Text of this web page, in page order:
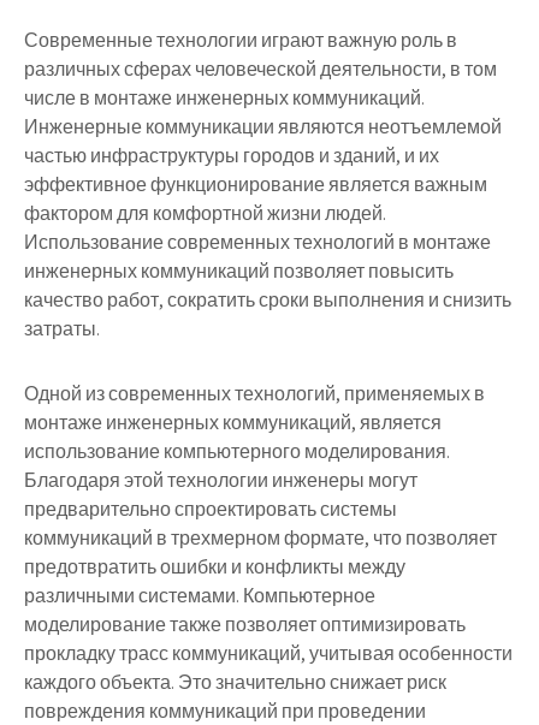
Современные технологии играют важную роль в
различных сферах человеческой деятельности, в том
числе в монтаже инженерных коммуникаций.
Инженерные коммуникации являются неотъемлемой
частью инфраструктуры городов и зданий, и их
эффективное функционирование является важным
фактором для комфортной жизни людей.
Использование современных технологий в монтаже
инженерных коммуникаций позволяет повысить
качество работ, сократить сроки выполнения и снизить
затраты.
Одной из современных технологий, применяемых в
монтаже инженерных коммуникаций, является
использование компьютерного моделирования.
Благодаря этой технологии инженеры могут
предварительно спроектировать системы
коммуникаций в трехмерном формате, что позволяет
предотвратить ошибки и конфликты между
различными системами. Компьютерное
моделирование также позволяет оптимизировать
прокладку трасс коммуникаций, учитывая особенности
каждого объекта. Это значительно снижает риск
повреждения коммуникаций при проведении